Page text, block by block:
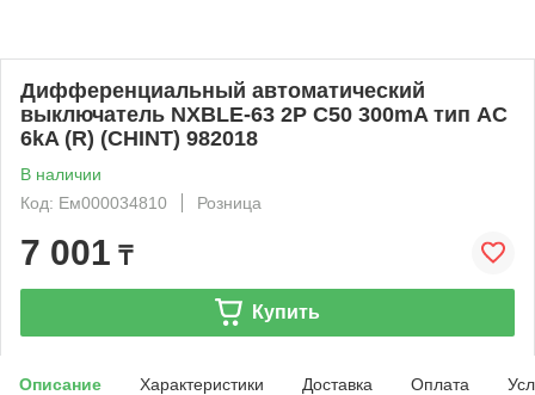
Дифференциальный автоматический
выключатель NXBLE-63 2P С50 300mA тип AС
6kA (R) (CHINT) 982018
В наличии
Код: Ем000034810
Розница
7 001 ₸
Купить
Описание Характеристики Доставка Оплата